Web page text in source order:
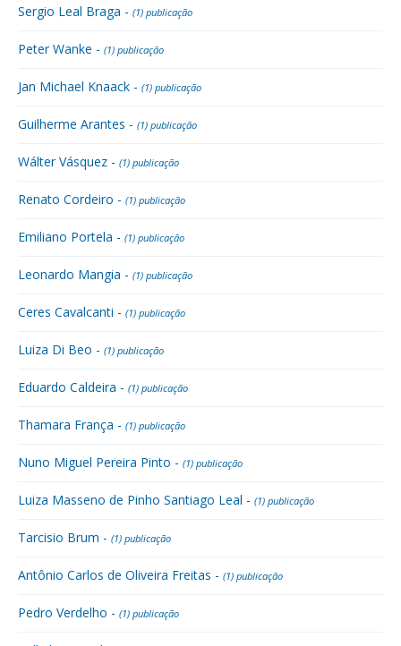
Sergio Leal Braga - (1) publicação
Peter Wanke - (1) publicação
Jan Michael Knaack - (1) publicação
Guilherme Arantes - (1) publicação
Wálter Vásquez - (1) publicação
Renato Cordeiro - (1) publicação
Emiliano Portela - (1) publicação
Leonardo Mangia - (1) publicação
Ceres Cavalcanti - (1) publicação
Luiza Di Beo - (1) publicação
Eduardo Caldeira - (1) publicação
Thamara França - (1) publicação
Nuno Miguel Pereira Pinto - (1) publicação
Luiza Masseno de Pinho Santiago Leal - (1) publicação
Tarcisio Brum - (1) publicação
Antônio Carlos de Oliveira Freitas - (1) publicação
Pedro Verdelho - (1) publicação